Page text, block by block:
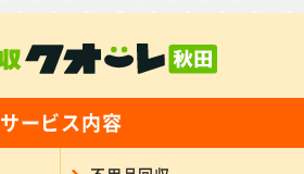
サービス内容